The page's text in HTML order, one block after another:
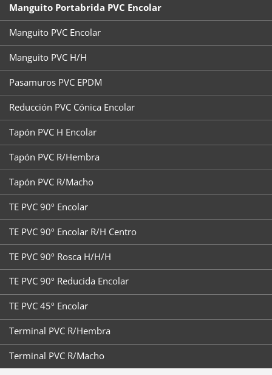
Manguito Portabrida PVC Encolar
Manguito PVC Encolar
Manguito PVC H/H
Pasamuros PVC EPDM
Reducción PVC Cónica Encolar
Tapón PVC H Encolar
Tapón PVC R/Hembra
Tapón PVC R/Macho
TE PVC 90º Encolar
TE PVC 90º Encolar R/H Centro
TE PVC 90º Rosca H/H/H
TE PVC 90º Reducida Encolar
TE PVC 45º Encolar
Terminal PVC R/Hembra
Terminal PVC R/Macho